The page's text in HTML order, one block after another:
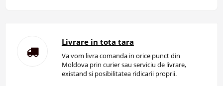
Livrare in tota tara
Va vom livra comanda in orice punct din
Moldova prin curier sau serviciu de livrare,
existand si posibilitatea ridicarii proprii.